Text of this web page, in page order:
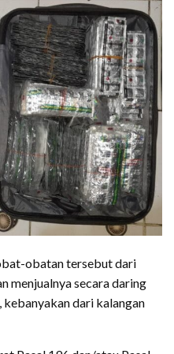
obatan tersebut dari
menjualnya secara daring
kebanyakan dari kalangan